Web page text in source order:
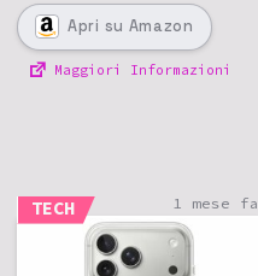
Apri su Amazon
Maggiori Informazioni
TECH 1 mese fa